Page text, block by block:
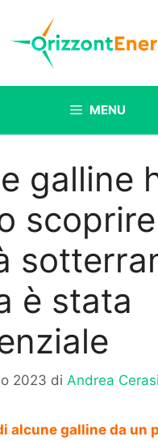
MENU
galline
è stata
2023 di Andrea Cerasi
alcune galline da un